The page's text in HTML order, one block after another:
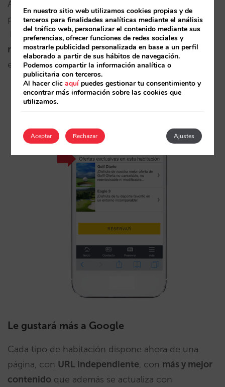
Ahora el sistema te permite destacar las ofertas o
paquetes especiales que se aplican a una
habitación en concreto. Aprovéchalo para hacer
más atractivas y visiblestus habitaciones más
exclusivas.
Le gustará más a Google
Cada tipo de habitación dispone ahora de una
página, con URL independiente, con más y mejor
contenido que además se actualiza con
En nuestro sitio web utilizamos cookies propias y de
terceros para finalidades analíticas mediante el análisis
del tráfico web, personalizar el contenido mediante sus
preferencias, ofrecer funciones de redes sociales y
mostrarle publicidad personalizada en base a un perfil
elaborado a partir de sus hábitos de navegación.
Podemos compartir la información analítica o
publicitaria con terceros.
Al hacer clicaquípuedes gestionar tu consentimiento y
encontrar más información sobre las cookies que
utilizamos.
Aceptar Ajustes
Rechazar